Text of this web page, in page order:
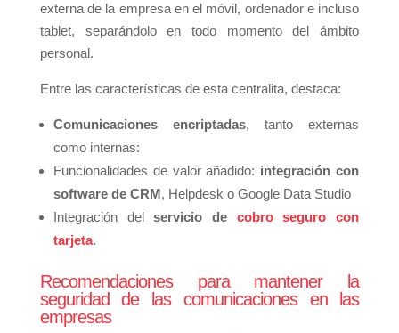
externa de la empresa en el móvil, ordenador e incluso
tablet, separándolo en todo momento del ámbito
personal.
Entre las características de esta centralita, destaca:
Comunicaciones encriptadas, tanto externas
como internas:
Funcionalidades de valor añadido: integración con
software de CRM, Helpdesk o Google Data Studio
Integración delservicio de cobro seguro con
tarjeta.
Recomendaciones para mantener la
seguridad de las comunicaciones en las
empresas